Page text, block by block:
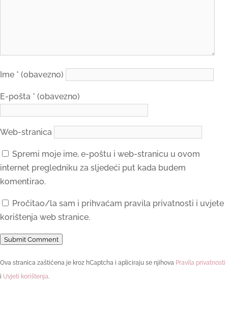
Ime * (obavezno)
E-pošta * (obavezno)
Web-stranica
Spremi moje ime, e-poštu i web-stranicu u ovom
internet pregledniku za sljedeći put kada budem
komentirao.
Pročitao/la sam i prihvaćam pravila privatnosti i uvjete
korištenja web stranice.
Submit Comment
Ova stranica zaštićena je kroz hCaptcha i apliciraju se njihova Pravila privatnosti
i Uvjeti korištenja.